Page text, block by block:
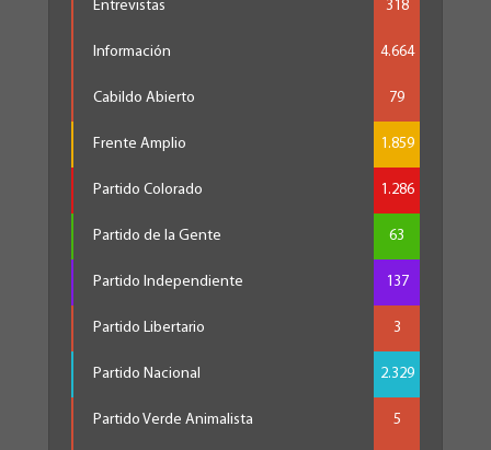
Entrevistas 318
Información 4.664
Cabildo Abierto 79
Frente Amplio 1.859
Partido Colorado 1.286
Partido de la Gente 63
Partido Independiente 137
Partido Libertario 3
Partido Nacional 2.329
Partido Verde Animalista 5